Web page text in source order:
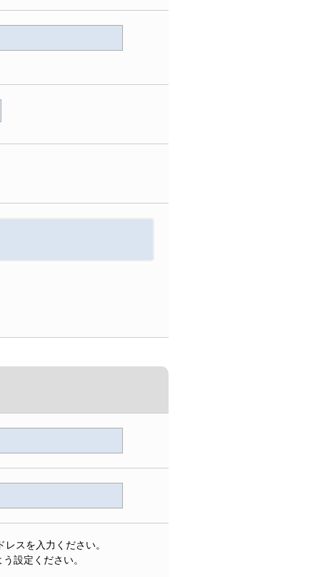
スを入力ください。
設定ください。